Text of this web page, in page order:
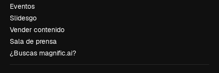
Eventos
Slidesgo
Vender contenido
Sala de prensa
¿Buscas magnific.ai?